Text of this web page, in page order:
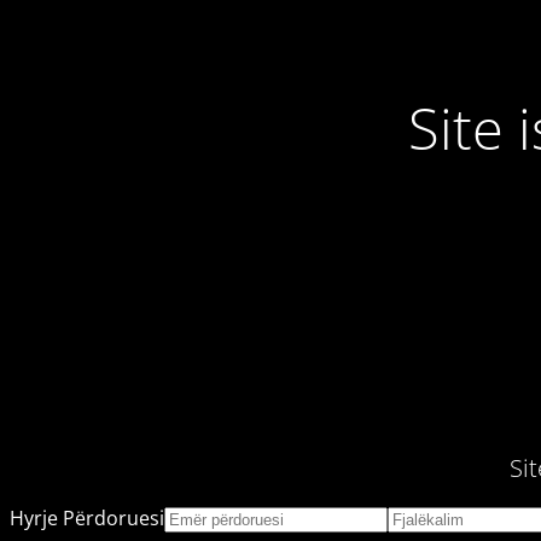
Site
Hyrje Përdoruesi